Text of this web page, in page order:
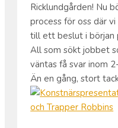
Ricklundgården! Nu
process för oss där
till ett beslut i början
All som sökt jobbet
väntas få svar inom
Än en gång, stort